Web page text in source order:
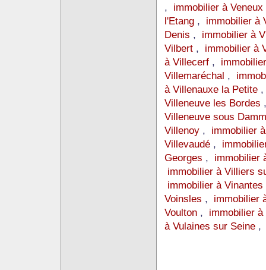
, immobilier à
l'Etang , immobilier à
Denis , immobilier à
Vilbert , immobilier à
à Villecerf ,
Villemaréchal ,
à Villenauxe la Petite
Villeneuve les Bordes
Villeneuve sous
Villenoy , immobilier
Villevaudé ,
Georges , immobilier
immobilier à Villiers
immobilier à Vinantes
Voinsles , immobilier
Voulton , immobilier
à Vulaines sur Seine